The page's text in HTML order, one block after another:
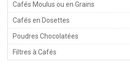
Cafés Moulus ou en Grains
Cafés en Dosettes
Poudres Chocolatées
Filtres à Cafés